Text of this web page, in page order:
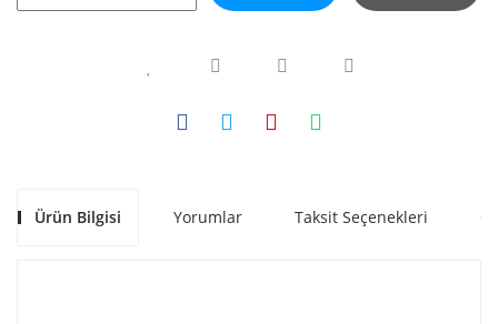
Ürün Bilgisi Yorumlar Taksit Seçenekleri